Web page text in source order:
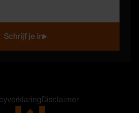
Schrijf je in
informatie
Disclaimer